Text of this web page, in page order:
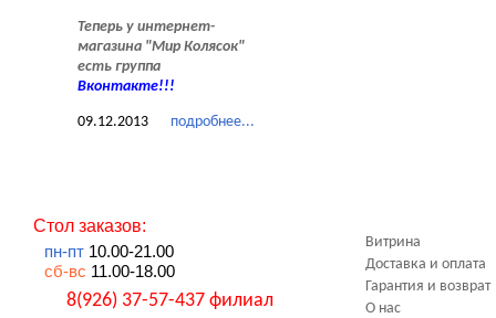
Теперь у интернет-
магазина "Мир Колясок"
есть группа
Вконтакте!!!
подробнее...
09.12.2013
Стол заказов:
пн-пт 10.00-21.00
сб-вс 11.00-18.00
8(926) 37-57-437 филиал
Витрина
Доставка и оплата
Гарантия и возврат
О нас